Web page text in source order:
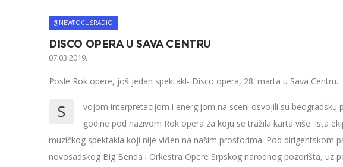
@NEWFOCUSRADIO
DISCO OPERA U SAVA CENTRU
07.03.2019.
Posle Rok opere, još jedan spektakl- Disco opera, 28. marta u Sava Centru.
S
vojom interpretacijom i energijom na sceni osvojili su beogradsku
godine pod nazivom Rok opera za koju se tražila karta više. Ista
muzičkog spektakla koji nije viđen na našim prostorima. Pod dirigentskom
novosadskog Big Benda i Orkestra Opere Srpskog narodnog pozorišta, uz